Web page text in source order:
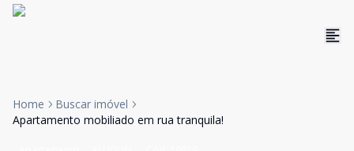
Home
Buscar imóvel
Apartamento mobiliado em rua tranquila!